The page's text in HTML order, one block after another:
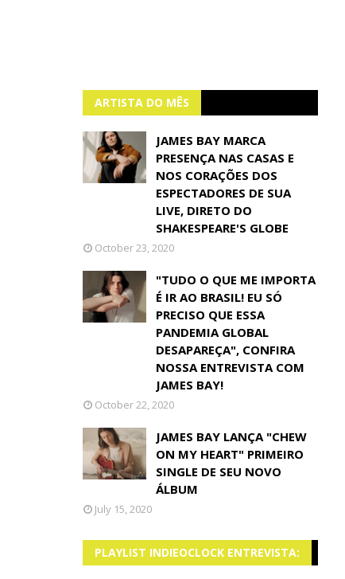
ARTISTA DO MÊS
JAMES BAY MARCA
PRESENÇA NAS CASAS E
NOS CORAÇÕES DOS
ESPECTADORES DE SUA
LIVE, DIRETO DO
SHAKESPEARE'S GLOBE
October 23, 2020
"TUDO O QUE ME IMPORTA
É IR AO BRASIL! EU SÓ
PRECISO QUE ESSA
PANDEMIA GLOBAL
DESAPAREÇA", CONFIRA
NOSSA ENTREVISTA COM
JAMES BAY!
October 22, 2020
JAMES BAY LANÇA "CHEW
ON MY HEART" PRIMEIRO
SINGLE DE SEU NOVO
ÁLBUM
July 15, 2020
PLAYLIST INDIEOCLOCK ENTREVISTA: